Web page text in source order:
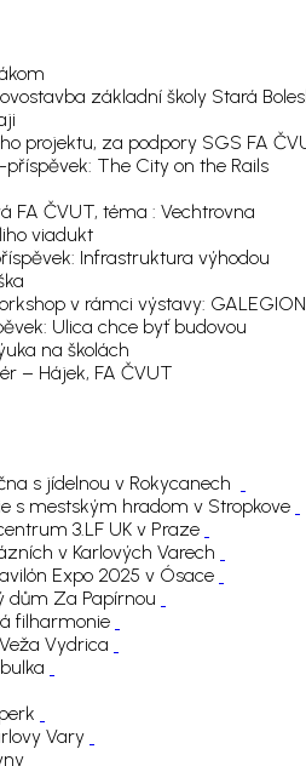
základní školy Stará
projektu, za podpory SGS FA
příspěvek: The City on the Rails
FA ČVUT, téma : Vechtrovna
viadukt
Infrastruktura výhodou
v rámci výstavy:
Ulica chce byť budovou
na školách
– Hájek, FA ČVUT
s jídelnou v Rokycanech
s mestským hradom v Stropkove
3.LF UK v Praze
v Karlových Varech
Expo 2025 v Ósace
dům Za Papírnou
filharmonie
Vydrica
Vary